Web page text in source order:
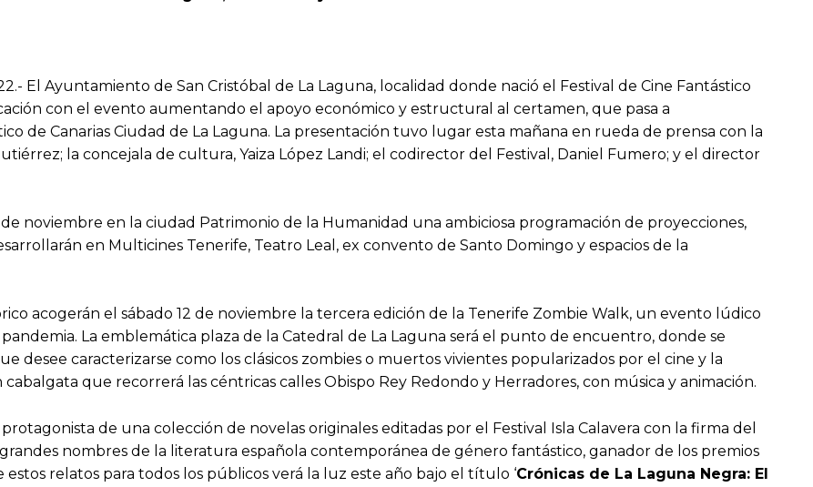
El Ayuntamiento de San Cristóbal de La Laguna, localidad donde nació el Festival de Cine Fantástico
con el evento aumentando el apoyo económico y estructural al certamen, que pasa a
de Canarias Ciudad de La Laguna. La presentación tuvo lugar esta mañana en rueda de prensa con la
la concejala de cultura, Yaiza López Landi; el codirector del Festival, Daniel Fumero; y el director
noviembre en la ciudad Patrimonio de la Humanidad una ambiciosa programación de proyecciones,
en Multicines Tenerife, Teatro Leal, ex convento de Santo Domingo y espacios de la
acogerán el sábado 12 de noviembre la tercera edición de la Tenerife Zombie Walk, un evento lúdico
La emblemática plaza de la Catedral de La Laguna será el punto de encuentro, donde se
desee caracterizarse como los clásicos zombies o muertos vivientes popularizados por el cine y la
que recorrerá las céntricas calles Obispo Rey Redondo y Herradores, con música y animación.
de una colección de novelas originales editadas por el Festival Isla Calavera con la firma del
nombres de la literatura española contemporánea de género fantástico, ganador de los premios
relatos para todos los públicos verá la luz este año bajo el título ‘Crónicas de La Laguna Negra: El